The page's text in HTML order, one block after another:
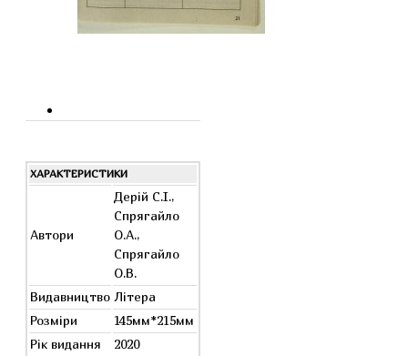
ХАРАКТЕРИСТИКИ
Автори
Дерій С.І.,
Спрягайло
О.А.,
Спрягайло
О.В.
Видавництво Літера
Розміри
145мм*215мм
Рік видання
2020